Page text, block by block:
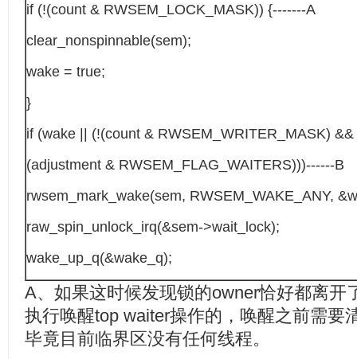
if (!(count & RWSEM_LOCK_MASK)) {-------A
clear_nonspinnable(sem);
wake = true;
}
if (wake || (!(count & RWSEM_WRITER_MASK) &&
(adjustment & RWSEM_FLAG_WAITERS)))------B
rwsem_mark_wake(sem, RWSEM_WAKE_ANY,
raw_spin_unlock_irq(&sem->wait_lock);
wake_up_q(&wake_q);
A、如果这时候发现锁的owner恰好都离开
执行唤醒top waiter操作的，唤醒之前需要
毕竟目前临界区没有任何线程。